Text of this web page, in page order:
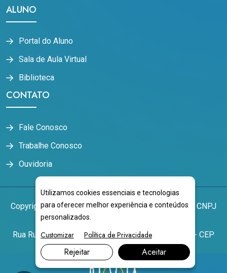
ALUNO
Portal do Aluno
Sala de Aula Virtual
Biblioteca
CONTATO
Fale Conosco
Trabalhe Conosco
Ouvidoria
Copyright 2026NOVOESTE EDUCACIONAL LTDA CNPJ
17.343.172/0001-60
Rua Rui Barbosa, 1792 - Centro Campo Grande/MS - CEP
79004-441
Utilizamos cookies essenciais e tecnologias
para oferecer melhor experiência e conteúdos
personalizados.
Customizar Política de Privacidade
Rejeitar Aceitar